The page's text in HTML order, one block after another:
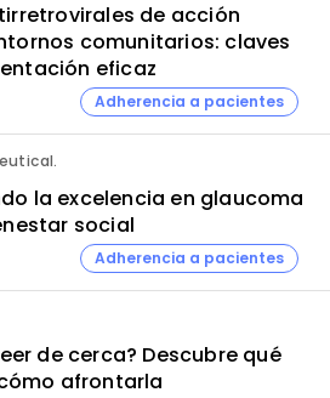
de acción
comunitarios: claves
eficaz
Adherencia a pacientes
la excelencia en glaucoma
social
Adherencia a pacientes
de cerca? Descubre qué
afrontarla